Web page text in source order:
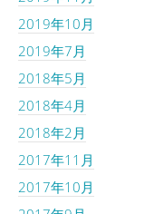
2019年10月
2019年7月
2018年5月
2018年4月
2018年2月
2017年11月
2017年10月